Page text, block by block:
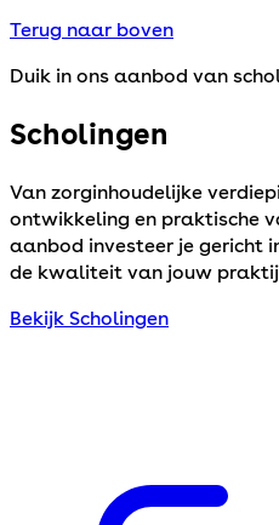
Terug naar boven
Duik in ons aanbod van
Scholingen
Van zorginhoudelijke
ontwikkeling en praktische
aanbod investeer je gericht
de kwaliteit van jouw
Bekijk Scholingen